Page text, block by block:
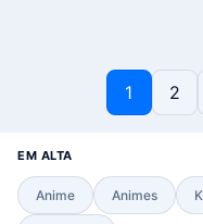
1 2
EM ALTA
Anime Animes